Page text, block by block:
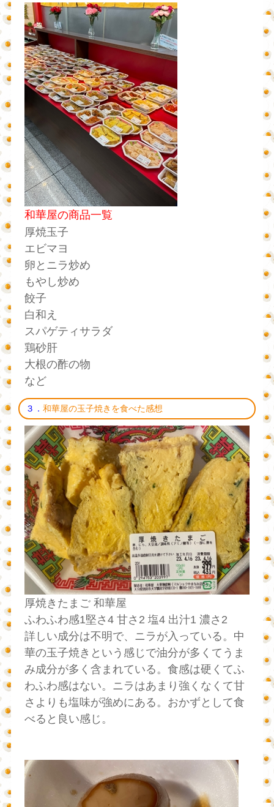
和華屋の商品一覧
厚焼玉子
エビマヨ
卵とニラ炒め
もやし炒め
餃子
白和え
スパゲティサラダ
鶏砂肝
大根の酢の物
など
３．和華屋の玉子焼きを食べた感想
厚焼きたまご 和華屋
ふわふわ感1堅さ4 甘さ2 塩4 出汁1 濃さ2
詳しい成分は不明で、ニラが入っている。中
華の玉子焼きという感じで油分が多くてうま
み成分が多く含まれている。食感は硬くてふ
わふわ感はない。ニラはあまり強くなくて甘
さよりも塩味が強めにある。おかずとして食
べると良い感じ。